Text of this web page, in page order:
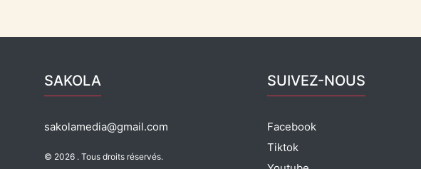
SAKOLA
sakolamedia@gmail.com
© 2026 . Tous droits réservés.
SUIVEZ-NOUS
Facebook
Tiktok